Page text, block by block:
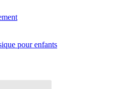
pour enfants